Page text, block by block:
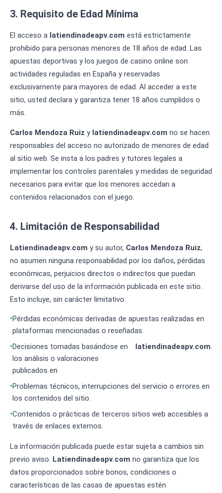
3. Requisito de Edad Mínima
El acceso a latiendinadeapv.com está estrictamente
prohibido para personas menores de 18 años de edad. Las
apuestas deportivas y los juegos de casino online son
actividades reguladas en España y reservadas
exclusivamente para mayores de edad. Al acceder a este
sitio, usted declara y garantiza tener 18 años cumplidos o
más.
Carlos Mendoza Ruiz y latiendinadeapv.com no se hacen
responsables del acceso no autorizado de menores de edad
al sitio web. Se insta a los padres y tutores legales a
implementar los controles parentales y medidas de seguridad
necesarios para evitar que los menores accedan a
contenidos relacionados con el juego.
4. Limitación de Responsabilidad
Latiendinadeapv.com y su autor, Carlos Mendoza Ruiz,
no asumen ninguna responsabilidad por los daños, pérdidas
económicas, perjuicios directos o indirectos que puedan
derivarse del uso de la información publicada en este sitio.
Esto incluye, sin carácter limitativo:
Pérdidas económicas derivadas de apuestas realizadas en
plataformas mencionadas o reseñadas.
Decisiones tomadas basándose en
los análisis o valoraciones
publicados en
latiendinadeapv.com.
Problemas técnicos, interrupciones del servicio o errores en
los contenidos del sitio.
Contenidos o prácticas de terceros sitios web accesibles a
través de enlaces externos.
La información publicada puede estar sujeta a cambios sin
previo aviso. Latiendinadeapv.com no garantiza que los
datos proporcionados sobre bonos, condiciones o
características de las casas de apuestas estén